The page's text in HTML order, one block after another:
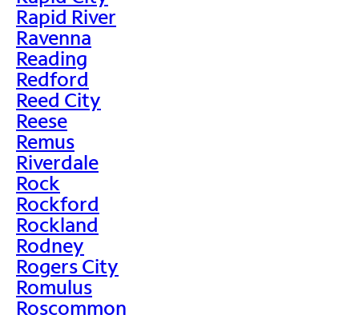
Rapid River
Ravenna
Reading
Redford
Reed City
Reese
Remus
Riverdale
Rock
Rockford
Rockland
Rodney
Rogers City
Romulus
Roscommon